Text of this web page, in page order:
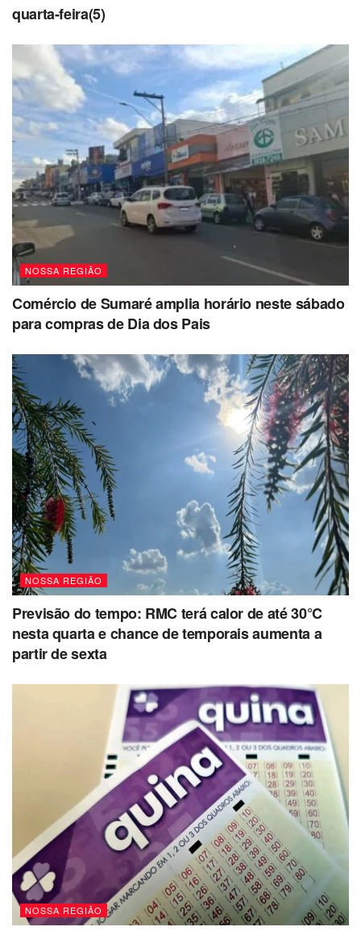
quarta-feira(5)
NOSSA REGIÃO
Comércio de Sumaré amplia horário neste sábado
para compras de Dia dos Pais
NOSSA REGIÃO
Previsão do tempo: RMC terá calor de até 30°C
nesta quarta e chance de temporais aumenta a
partir de sexta
NOSSA REGIÃO